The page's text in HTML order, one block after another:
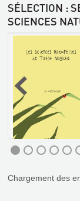
HISTOIRE
SINGULIÈRE
PORTRAIT
EN
PIED
DU
GOUVERN...
Livre
|
Frédéric
SÉLECTION :
SCIENCES
SCIENCES
Chargement des